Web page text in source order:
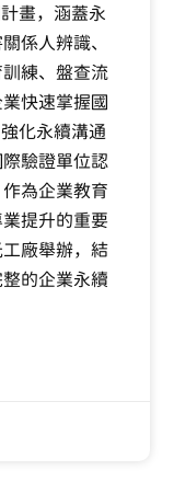
畫，涵蓋永
係人辨識、
練、盤查流
快速掌握國
化永續溝通
驗證單位認
為企業教育
提升的重要
廠舉辦，結
的企業永續